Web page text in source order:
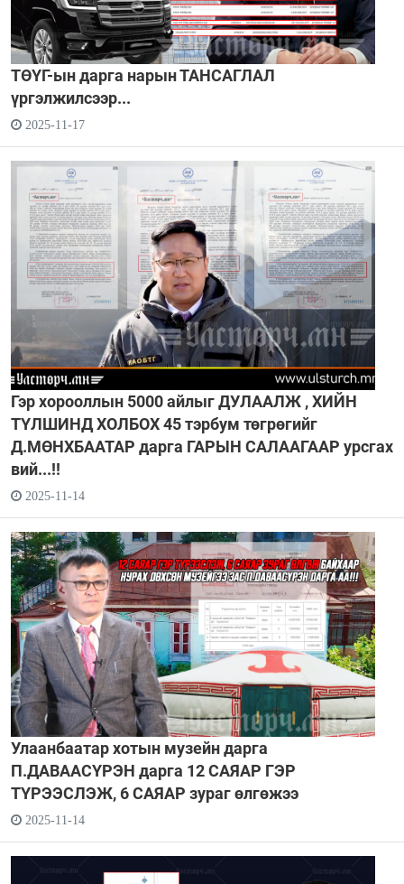
ТӨҮГ-ын дарга нарын ТАНСАГЛАЛ
үргэлжилсээр...
2025-11-17
Гэр хорооллын 5000 айлыг ДУЛААЛЖ , ХИЙН
ТҮЛШИНД ХОЛБОХ 45 тэрбум төгрөгийг
Д.МӨНХБААТАР дарга ГАРЫН САЛААГААР урсгах
вий...!!
2025-11-14
Улаанбаатар хотын музейн дарга
П.ДАВААСҮРЭН дарга 12 САЯАР ГЭР
ТҮРЭЭСЛЭЖ, 6 САЯАР зураг өлгөжээ
2025-11-14